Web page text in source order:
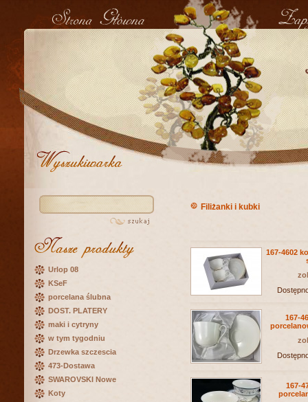
Urlop 08
KSeF
porcelana ślubna
DOST. PLATERY
maki i cytryny
w tym tygodniu
Drzewka szczescia
473-Dostawa
SWAROVSKI Nowe
Koty
Filiżanki i kubki
167-4602
167-
167-